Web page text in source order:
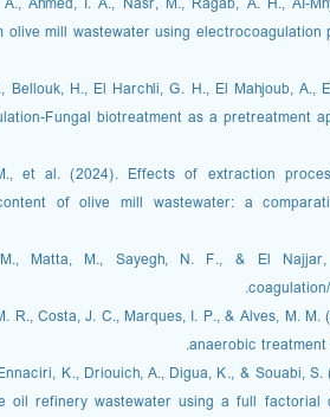
olive mill wastewater using
Bellouk, H., El Harchli, G. H., El Mahjoub,
Fungal biotreatment as a pretreatment
et al. (2024). Effects of extraction
of olive mill wastewater: a
Matta, M., Sayegh, N. F., & El
R., Costa, J. C., Marques, I. P., & Alves, M.
anaerobic
K., Driouich, A., Digua, K., & Souabi,
oil refinery wastewater using a full factorial